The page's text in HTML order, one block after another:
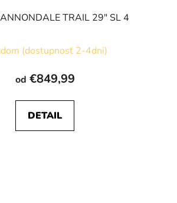
TRAIL 29" SL 4
(dostupnosť 2-4dni)
od €849,99
DETAIL